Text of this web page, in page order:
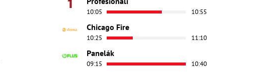
10:05 10:55
Chicago Fire
10:25 11:10
Panelák
09:15 10:40